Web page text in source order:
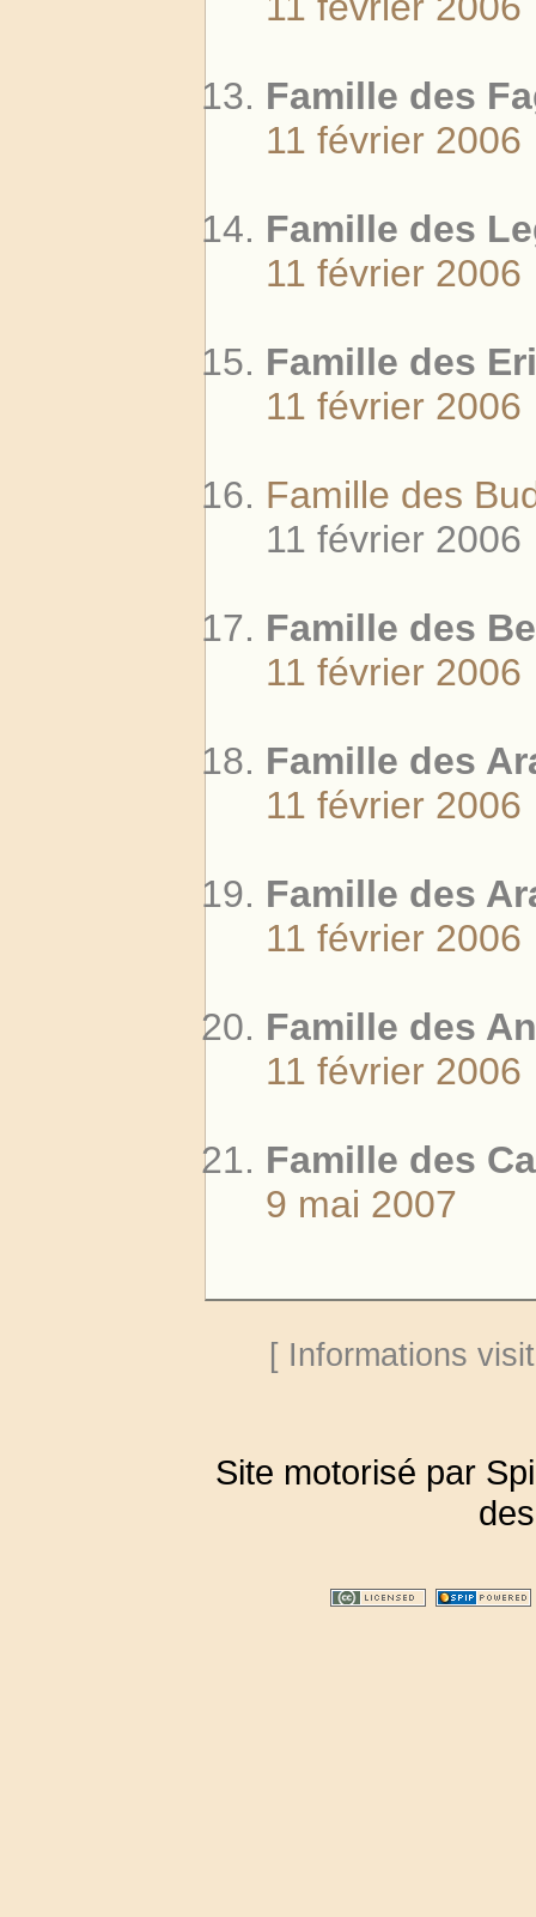
Famille des
11 février 2006
Famille des
11 février 2006
Famille des
11 février 2006
Famille des
11 février 2006
Famille des
11 février 2006
Famille des
11 février 2006
Famille des
11 février 2006
Famille des
11 février 2006
Famille des
9 mai 2007
[ Informations
Site motorisé par